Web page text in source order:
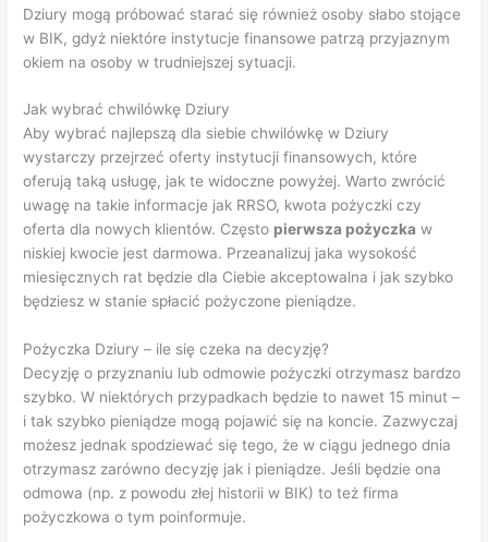
Dziury mogą próbować starać się również osoby słabo stojące
w BIK, gdyż niektóre instytucje finansowe patrzą przyjaznym
okiem na osoby w trudniejszej sytuacji.
Jak wybrać chwilówkę Dziury
Aby wybrać najlepszą dla siebie chwilówkę w Dziury
wystarczy przejrzeć oferty instytucji finansowych, które
oferują taką usługę, jak te widoczne powyżej. Warto zwrócić
uwagę na takie informacje jak RRSO, kwota pożyczki czy
oferta dla nowych klientów. Często pierwsza pożyczka w
niskiej kwocie jest darmowa. Przeanalizuj jaka wysokość
miesięcznych rat będzie dla Ciebie akceptowalna i jak szybko
będziesz w stanie spłacić pożyczone pieniądze.
Pożyczka Dziury – ile się czeka na decyzję?
Decyzję o przyznaniu lub odmowie pożyczki otrzymasz bardzo
szybko. W niektórych przypadkach będzie to nawet 15 minut –
i tak szybko pieniądze mogą pojawić się na koncie. Zazwyczaj
możesz jednak spodziewać się tego, że w ciągu jednego dnia
otrzymasz zarówno decyzję jak i pieniądze. Jeśli będzie ona
odmowa (np. z powodu złej historii w BIK) to też firma
pożyczkowa o tym poinformuje.